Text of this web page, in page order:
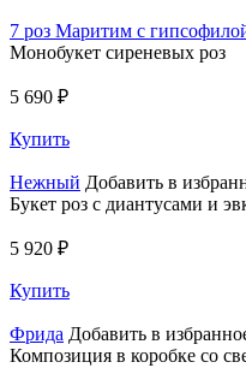
7 роз Маритим с
Монобукет сиреневых роз
5 690 ₽
Купить
Нежный Добавить в
Букет роз с диантусами и
5 920 ₽
Купить
Фрида Добавить в
Композиция в коробке со